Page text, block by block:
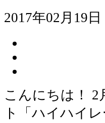
2017年02月19日
こんにちは！ 2
ト「ハイハイ